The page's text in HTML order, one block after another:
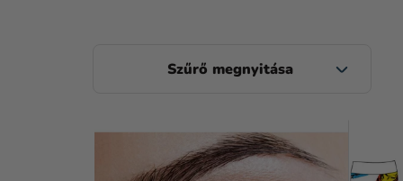
D
T